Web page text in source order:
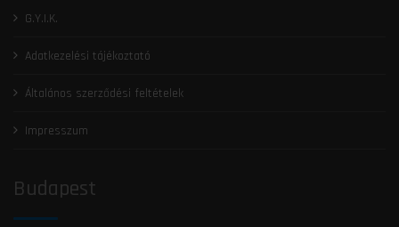
G.Y.I.K.
Adatkezelési tájékoztató
Általános szerződési feltételek
Impresszum
Budapest